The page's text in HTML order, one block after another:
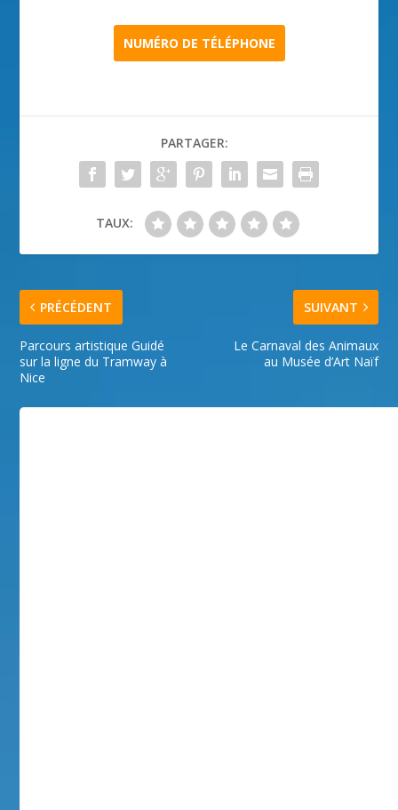
NUMÉRO DE TÉLÉPHONE
PARTAGER:
TAUX:
PRÉCÉDENT
Parcours artistique Guidé
sur la ligne du Tramway à
Nice
SUIVANT
Le Carnaval des Animaux
au Musée d’Art Naïf